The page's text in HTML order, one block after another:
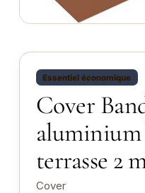
Essentiel économique
Cover
terrasse 2
Cover